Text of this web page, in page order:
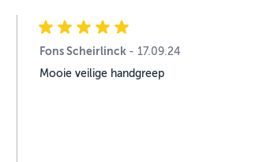
Fons Scheirlinck - 17. September 2024
17.09.24
Mooie veilige handgreep